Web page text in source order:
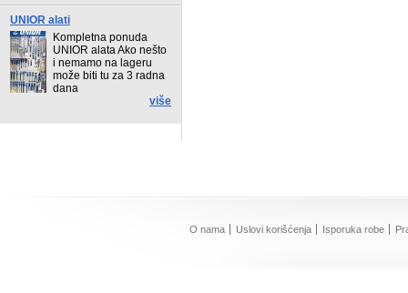
UNIOR alati
Kompletna ponuda
UNIOR alata Ako nešto
i nemamo na lageru
može biti tu za 3 radna
dana
više
O nama Uslovi korišćenja Isporuka robe